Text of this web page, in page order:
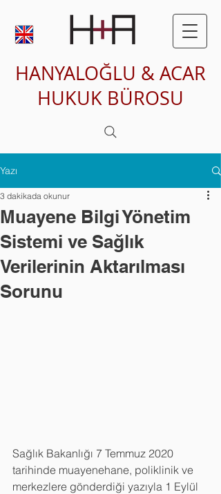
HANYALOĞLU & ACAR
HUKUK BÜROSU
Yazı
Muayene Bilgi Yönetim
Sistemi ve Sağlık
Verilerinin Aktarılması
Sorunu
3 dakikada okunur
Sağlık Bakanlığı 7 Temmuz 2020
tarihinde muayenehane, poliklinik ve
merkezlere gönderdiği yazıyla 1 Eylül